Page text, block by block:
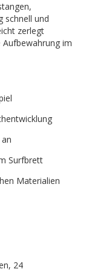
schnell und
zerlegt
Aufbewahrung im
Surfbrett
Materialien
24